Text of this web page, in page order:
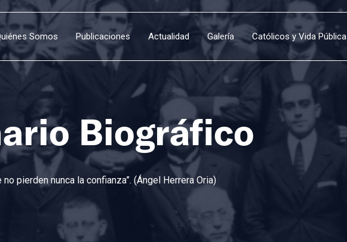
Somos Publicaciones Actualidad Galería Católicos y Vida Pública
Biográfico
pierden nunca la confianza”. (Ángel Herrera Oria)